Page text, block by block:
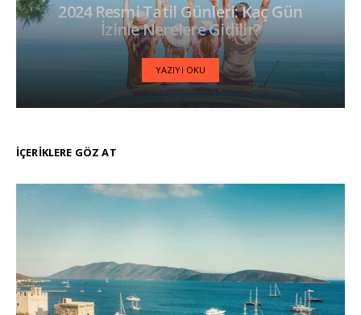
2024 Resmi Tatil Günleri: Kaç Gün
İzinle Nerelere Gidilir?
YAZIYI OKU
İÇERIKLERE GÖZ AT